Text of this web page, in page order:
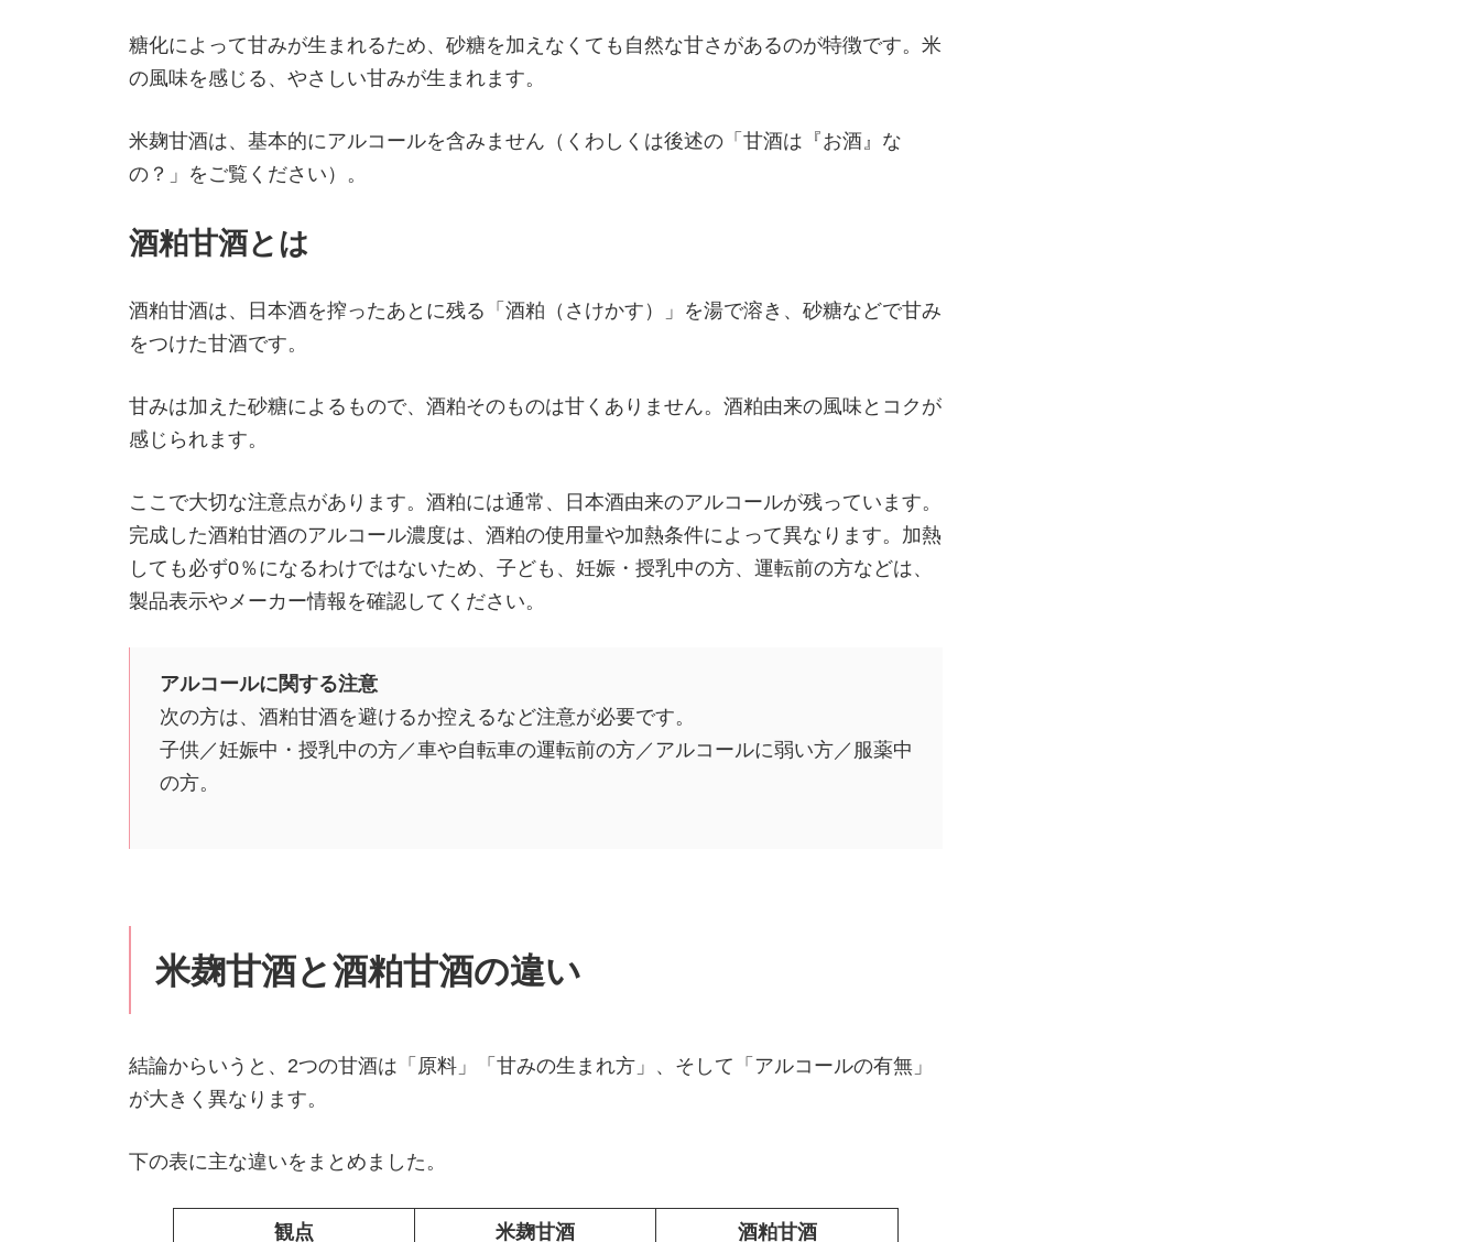
糖化によって甘みが生まれるため、砂糖を加えなくても自然な甘さがあるのが特徴です。米
の風味を感じる、やさしい甘みが生まれます。
米麹甘酒は、基本的にアルコールを含みません（くわしくは後述の「甘酒は『お酒』な
の？」をご覧ください）。
酒粕甘酒とは
酒粕甘酒は、日本酒を搾ったあとに残る「酒粕（さけかす）」を湯で溶き、砂糖などで甘み
をつけた甘酒です。
甘みは加えた砂糖によるもので、酒粕そのものは甘くありません。酒粕由来の風味とコクが
感じられます。
ここで大切な注意点があります。酒粕には通常、日本酒由来のアルコールが残っています。
完成した酒粕甘酒のアルコール濃度は、酒粕の使用量や加熱条件によって異なります。加熱
しても必ず0％になるわけではないため、子ども、妊娠・授乳中の方、運転前の方などは、
製品表示やメーカー情報を確認してください。
アルコールに関する注意
次の方は、酒粕甘酒を避けるか控えるなど注意が必要です。
子供／妊娠中・授乳中の方／車や自転車の運転前の方／アルコールに弱い方／服薬中
の方。
米麹甘酒と酒粕甘酒の違い
結論からいうと、2つの甘酒は「原料」「甘みの生まれ方」、そして「アルコールの有無」
が大きく異なります。
下の表に主な違いをまとめました。
観点 米麹甘酒 酒粕甘酒